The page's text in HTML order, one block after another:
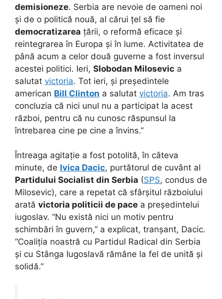
demisioneze. Serbia are nevoie de oameni noi
și de o politică nouă, al cărui țel să fie
democratizarea țării, o reformă eficace și
reintegrarea în Europa și în lume. Activitatea de
până acum a celor două guverne a fost inversul
acestei politici. Ieri, Slobodan Milosevic a
salutat victoria. Tot ieri, și președintele
american Bill Clinton a salutat victoria. Am tras
concluzia că nici unul nu a participat la acest
război, pentru că nu cunosc răspunsul la
întrebarea cine pe cine a învins.”
Întreaga agitație a fost potolită, în câteva
minute, de Ivica Dacic, purtătorul de cuvânt al
Partidului Socialist din Serbia (SPS, condus de
Milosevic), care a repetat că sfârșitul războiului
arată victoria politicii de pace a președintelui
iugoslav. “Nu există nici un motiv pentru
schimbări în guvern,” a explicat, tranșant, Dacic.
“Coaliția noastră cu Partidul Radical din Serbia
și cu Stânga Iugoslavă rămâne la fel de unită și
solidă.”